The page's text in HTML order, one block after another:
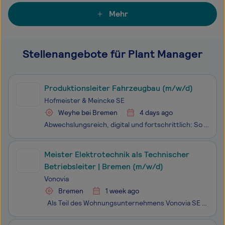
Mehr
Stellenangebote für Plant Manager
Produktionsleiter Fahrzeugbau (m/w/d)
Hofmeister & Meincke SE
Weyhe bei Bremen
4 days ago
Abwechslungsreich, digital und fortschrittlich: So arbeiten wir in der FRICKE Gruppe. Mit über 4.000 Mitarbeitenden - verteilt auf 107 Standorte in 28 Ländern – ist unser gemeinsames Ziel, unseren Kunden hochwertige Ersatzteile, hervorragende Maschinen und erstklassigen Service zu bieten. Unser
Meister Elektrotechnik als Technischer
Betriebsleiter | Bremen (m/w/d)
Vonovia
Bremen
1 week ago
Als Teil des Wohnungsunternehmens Vonovia SE sorgen wir mit rund 4.000 Mitarbeiter:innen des Technischen Services an 47 Standorten in ganz Deutschland dafür, dass in unseren Wohngebäuden alles fachgerecht instandgehalten wird. Ob Installationen, Reparaturen, Wartungen, Instandsetzungen oder